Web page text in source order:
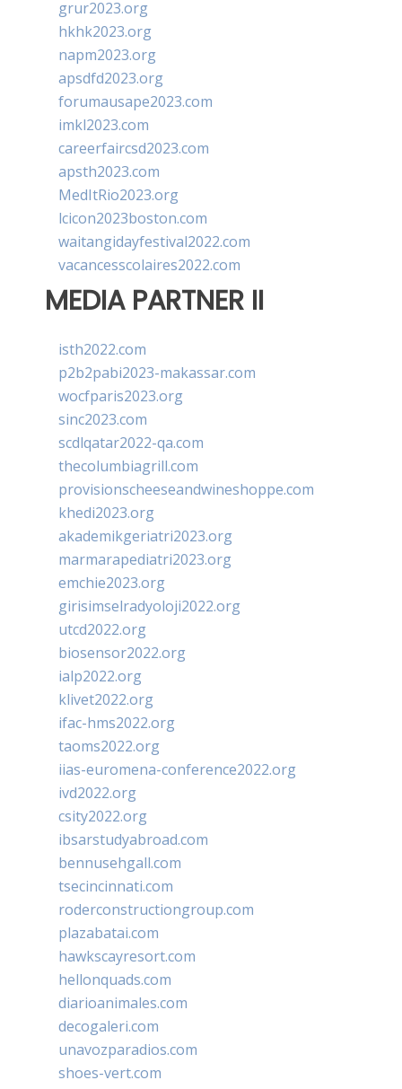
grur2023.org
hkhk2023.org
napm2023.org
apsdfd2023.org
forumausape2023.com
imkl2023.com
careerfaircsd2023.com
apsth2023.com
MedItRio2023.org
lcicon2023boston.com
waitangidayfestival2022.com
vacancesscolaires2022.com
MEDIA PARTNER II
isth2022.com
p2b2pabi2023-makassar.com
wocfparis2023.org
sinc2023.com
scdlqatar2022-qa.com
thecolumbiagrill.com
provisionscheeseandwineshoppe.com
khedi2023.org
akademikgeriatri2023.org
marmarapediatri2023.org
emchie2023.org
girisimselradyoloji2022.org
utcd2022.org
biosensor2022.org
ialp2022.org
klivet2022.org
ifac-hms2022.org
taoms2022.org
iias-euromena-conference2022.org
ivd2022.org
csity2022.org
ibsarstudyabroad.com
bennusehgall.com
tsecincinnati.com
roderconstructiongroup.com
plazabatai.com
hawkscayresort.com
hellonquads.com
diarioanimales.com
decogaleri.com
unavozparadios.com
shoes-vert.com